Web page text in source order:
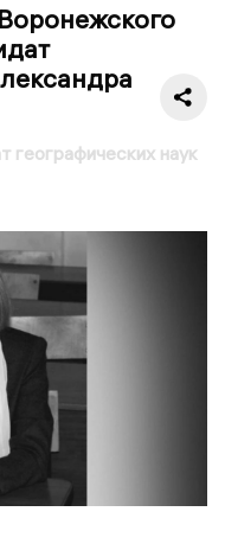
географических наук